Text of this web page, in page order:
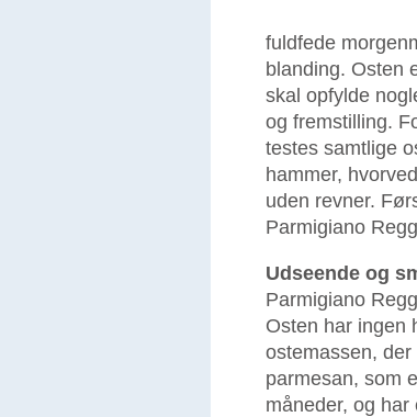
fuldfede
blanding. Osten
skal opfylde
og fremstilling.
testes samtlige
hammer,
uden revner.
Parmigiano
Udseende og
Parmigiano
Osten har ingen
ostemassen,
parmesan, som
måneder, og